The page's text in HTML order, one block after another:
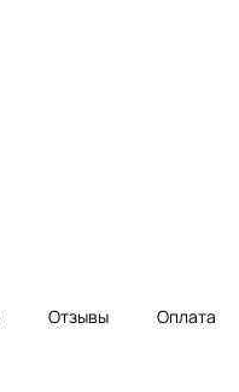
Отзывы Оплата